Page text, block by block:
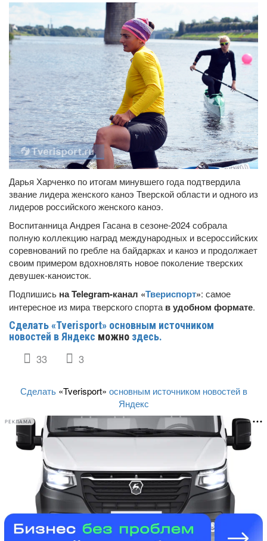
Дарья Харченко по итогам минувшего года подтвердила
звание лидера женского каноэ Тверской области и одного из
лидеров российского женского каноэ.
Воспитанница Андрея Гасана в сезоне-2024 собрала
полную коллекцию наград международных и всероссийских
соревнований по гребле на байдарках и каноэ и продолжает
своим примером вдохновлять новое поколение тверских
девушек-каноисток.
Подпишись на Telegram-канал «Твериспорт»: самое
интересное из мира тверского спорта в удобном формате.
Сделать «Tverisport» основным источником
новостей в Яндекс можно здесь.
33 3
Сделать «Tverisport» основным источником новостей в
Яндекс
РЕКЛАМА